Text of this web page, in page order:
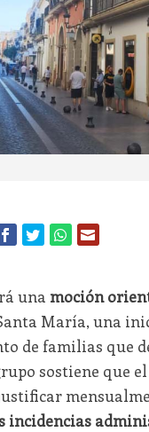
una moción
María, una
de familias que
sostiene que
incidencias